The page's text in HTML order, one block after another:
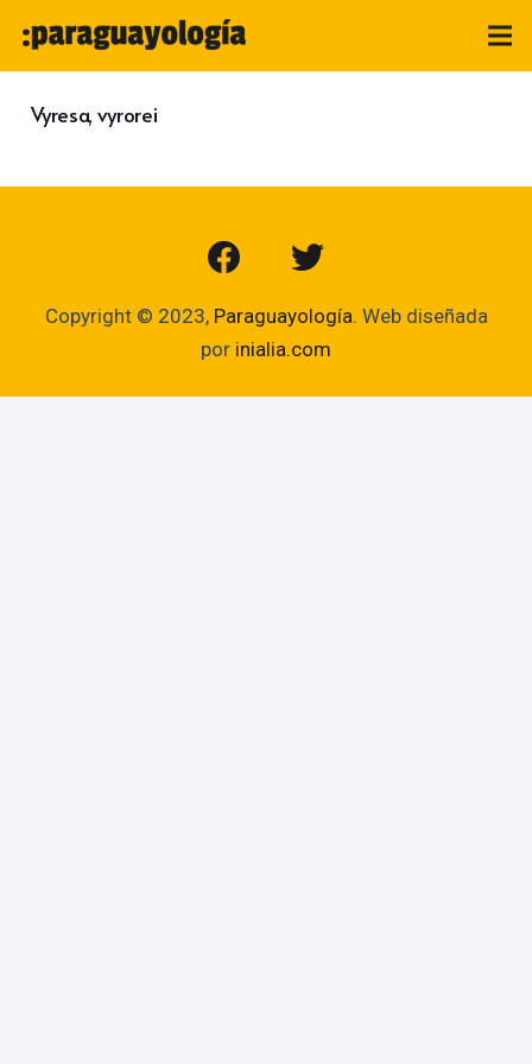
Vyresa, vyrorei
Copyright © 2023, Paraguayología. Web diseñada
por inialia.com